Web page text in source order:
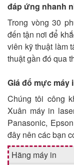
đáp ứng nhanh
Trong vòng 30
đến tận nơi để
viên kỹ thuật làm
thuật gần đó qua
Giá đổ mực máy
Chúng tôi công
Xuân máy in
Panasonic,
đây nên các bạn
Hãng máy in